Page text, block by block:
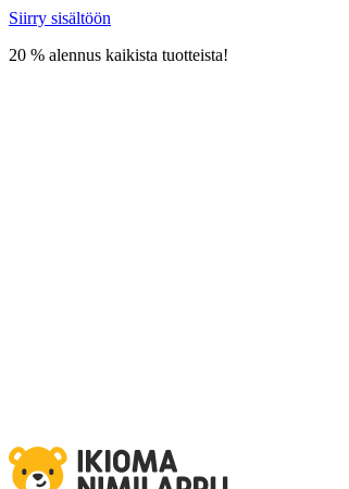
Siirry sisältöön
20 % alennus kaikista tuotteista!